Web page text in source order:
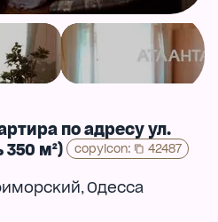
по адресу ул.
м²)
copyIcon: 42487
, Одесса